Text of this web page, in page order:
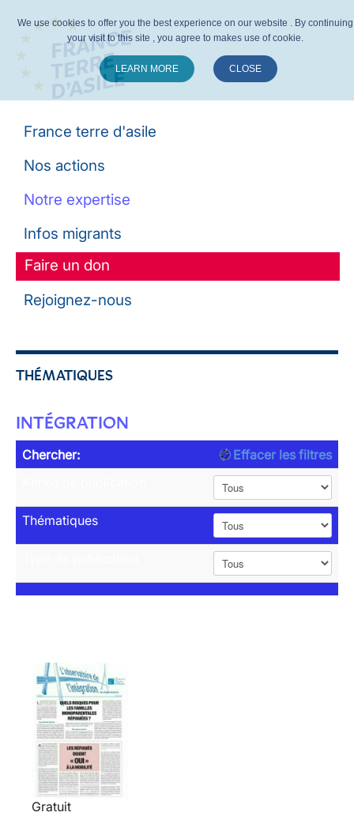
France terre d'asile
Nos actions
Notre expertise
Infos migrants
Faire un don
Rejoignez-nous
THÉMATIQUES
INTÉGRATION
Chercher:
Effacer les filtres
Thématiques
Gratuit
We use cookies to offer you the best experience on our website . By continuing
your visit to this site , you agree to makes use of cookie.
LEARN MORE CLOSE